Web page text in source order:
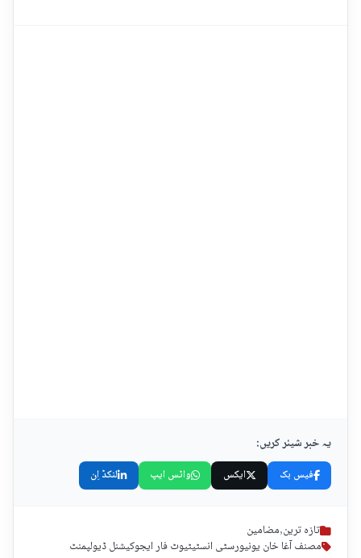
یہ خبر شیئر کریں:
فیس بک ایکس واٹس ایپ لنکڈ اِن
تازہ ترین,مضامین
مصنف آغا خان یونیورسٹی انسٹیٹیوٹ فار ایجوکیشنل ڈیولپمنٹ